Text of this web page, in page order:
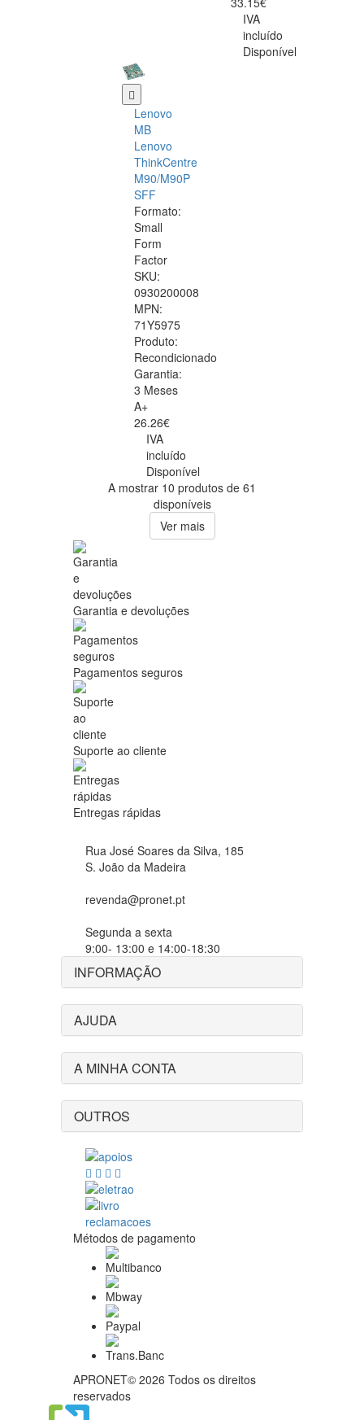
IVA
incluído
Disponível
Lenovo
MB
Lenovo
ThinkCentre
M90/M90P
SFF
Formato:
Small
Form
Factor
SKU:
0930200008
MPN:
71Y5975
Produto:
Recondicionado
Garantia:
3 Meses
A+
26.26€
IVA
incluído
Disponível
A mostrar 10 produtos de 61
disponíveis
Ver mais
Garantia e devoluções
Pagamentos seguros
Suporte ao cliente
Entregas rápidas
Rua José Soares da Silva, 185
S. João da Madeira
revenda@pronet.pt
Segunda a sexta
9:00- 13:00 e 14:00-18:30
INFORMAÇÃO
AJUDA
A MINHA CONTA
OUTROS
Métodos de pagamento
APRONET© 2026 Todos os direitos
reservados